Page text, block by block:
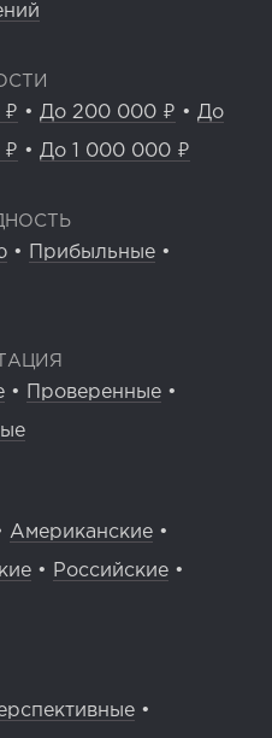
₽ • До 200 000 ₽ • До
₽ • До 1 000 000 ₽
• Прибыльные •
• Проверенные •
Американские •
• Российские •
•